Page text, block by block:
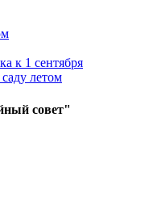
к 1 сентября
летом
совет"